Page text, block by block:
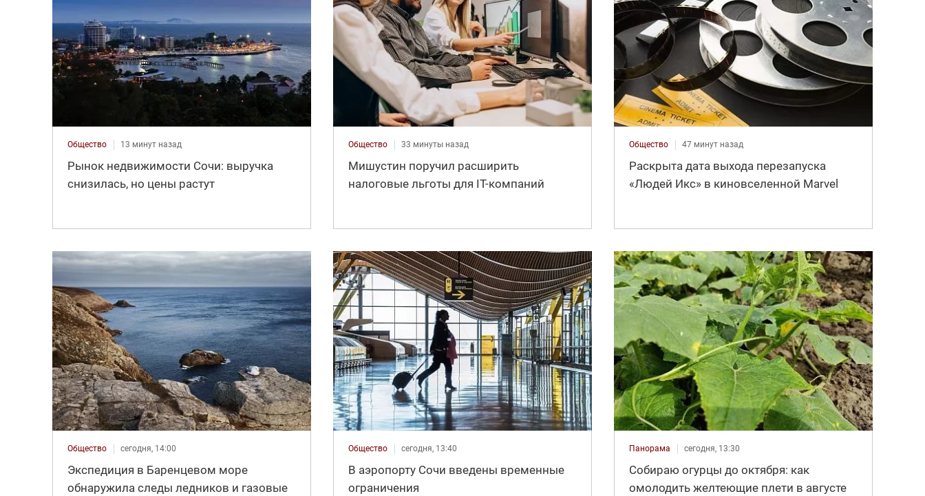
Общество 13 минут назад
Рынок недвижимости Сочи: выручка
снизилась, но цены растут
Общество 33 минуты назад
Мишустин поручил расширить
налоговые льготы для IT-компаний
Общество 47 минут назад
Раскрыта дата выхода перезапуска
«Людей Икс» в киновселенной Marvel
Общество сегодня, 14:00
Экспедиция в Баренцевом море
обнаружила следы ледников и газовые
Общество сегодня, 13:40
В аэропорту Сочи введены временные
ограничения
Панорама сегодня, 13:30
Собираю огурцы до октября: как
омолодить желтеющие плети в августе